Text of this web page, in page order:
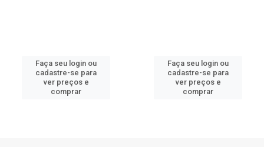
Faça seu login ou
cadastre-se para
ver preços e
comprar
Faça seu login ou
cadastre-se para
ver preços e
comprar